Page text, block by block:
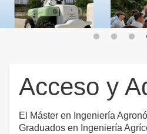
Acceso y
El Máster en Ingeniería
Graduados en Ingeniería